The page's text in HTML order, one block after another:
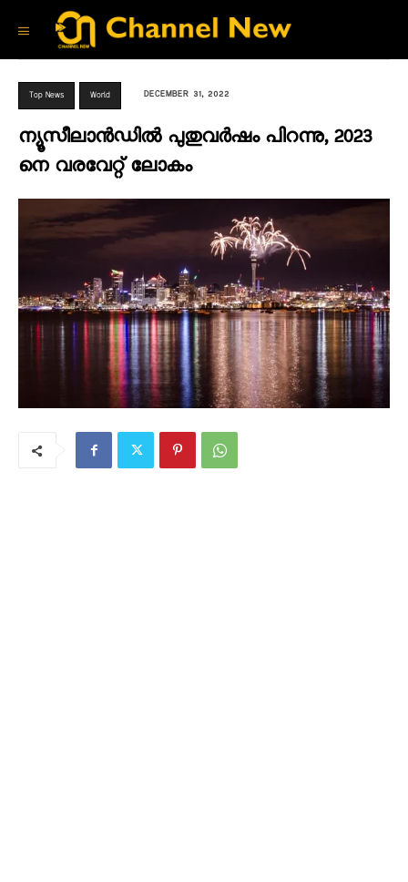
Top News World DECEMBER 31, 2022
ന്യൂസീലാൻഡിൽ പുതുവർഷം പിറന്നു, 2023
നെ വരവേറ്റ് ലോകം